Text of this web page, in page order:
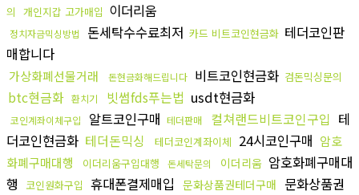
의 개인지갑 고가매입 이더리움
정치자금믹싱방법 돈세탁수수료최저 카드 비트코인현금화 테더코인판
매합니다
가상화폐선물거래 돈현금화해드립니다 비트코인현금화 검돈믹싱문의
btc현금화 환치기 빗썸fds푸는법 usdt현금화
코인계좌이체구입 알트코인구매 테더판매 컬쳐랜드비트코인구입 테
더코인현금화 테더돈믹싱 테더코인계좌이체 24시코인구매 암호
화폐구매대행
이더리움구입대행 돈세탁문의 이더리움 암호화폐구매대
행 코인원화구입 휴대폰결제매입 문화상품권테더구매 문화상품권